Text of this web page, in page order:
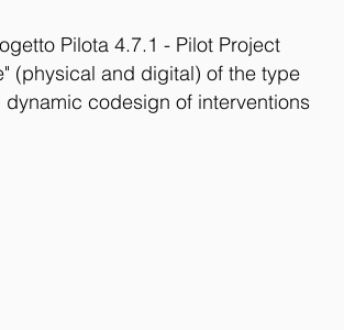
Pilota 4.7.1 - Pilot Project
(physical and digital) of the type
codesign of interventions